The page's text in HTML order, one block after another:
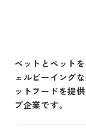
ペットとペット
ェルビーイング
ットフードを提
プ企業です。